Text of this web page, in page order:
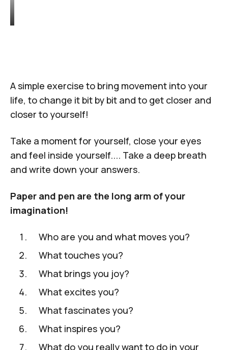
A simple exercise to bring movement into your
life, to change it bit by bit and to get closer and
closer to yourself!
Take a moment for yourself, close your eyes
and feel inside yourself.... Take a deep breath
and write down your answers.
Paper and pen are the long arm of your
imagination!
Who are you and what moves you?
What touches you?
What brings you joy?
What excites you?
What fascinates you?
What inspires you?
What do you really want to do in your